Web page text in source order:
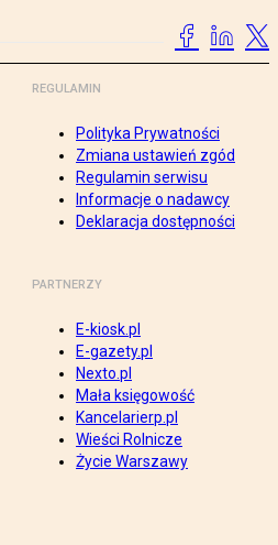
REGULAMIN
Polityka Prywatności
Zmiana ustawień zgód
Regulamin serwisu
Informacje o nadawcy
Deklaracja dostępności
PARTNERZY
E-kiosk.pl
E-gazety.pl
Nexto.pl
Mała księgowość
Kancelarierp.pl
Wieści Rolnicze
Życie Warszawy